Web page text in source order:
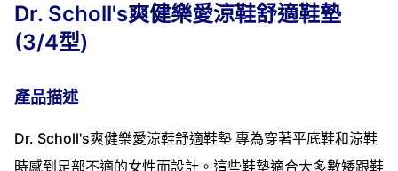
Dr. Scholl's爽健樂愛涼鞋舒適鞋墊
(3/4型)
產品描述
Dr. Scholl's爽健樂愛涼鞋舒適鞋墊 專為穿著平底鞋和涼鞋
時感到足部不適的女性而設計。這些鞋墊適合大多數矮跟鞋